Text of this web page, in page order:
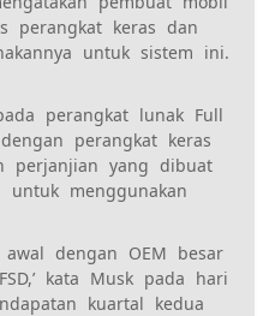
perangkat keras dan
untuk sistem ini.
perangkat lunak Full
perangkat keras
perjanjian yang dibuat
menggunakan
awal dengan OEM besar
kata Musk pada hari
kuartal kedua